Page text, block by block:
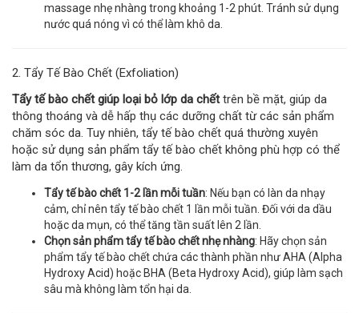
massage nhẹ nhàng trong khoảng 1-2 phút. Tránh sử dụng
nước quá nóng vì có thể làm khô da.
2. Tẩy Tế Bào Chết (Exfoliation)
Tẩy tế bào chết giúp loại bỏ lớp da chếttrên bề mặt, giúp da
thông thoáng và dễ hấp thụ các dưỡng chất từ các sản phẩm
chăm sóc da. Tuy nhiên, tẩy tế bào chết quá thường xuyên
hoặc sử dụng sản phẩm tẩy tế bào chết không phù hợp có thể
làm da tổn thương, gây kích ứng.
Tẩy tế bào chết 1-2 lần mỗi tuần: Nếu bạn có làn da nhạy
cảm, chỉ nên tẩy tế bào chết 1 lần mỗi tuần. Đối với da dầu
hoặc da mụn, có thể tăng tần suất lên 2 lần.
Chọn sản phẩm tẩy tế bào chết nhẹ nhàng: Hãy chọn sản
phẩm tẩy tế bào chết chứa các thành phần như AHA (Alpha
Hydroxy Acid) hoặc BHA (Beta Hydroxy Acid), giúp làm sạch
sâu mà không làm tổn hại da.